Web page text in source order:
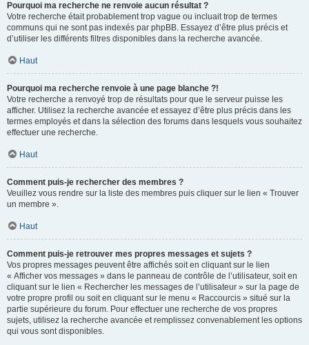
Pourquoi ma recherche ne renvoie aucun résultat ?
Votre recherche était probablement trop vague ou incluait trop de termes
communs qui ne sont pas indexés par phpBB. Essayez d’être plus précis et
d’utiliser les différents filtres disponibles dans la recherche avancée.
Haut
Pourquoi ma recherche renvoie à une page blanche ?!
Votre recherche a renvoyé trop de résultats pour que le serveur puisse les
afficher. Utilisez la recherche avancée et essayez d’être plus précis dans les
termes employés et dans la sélection des forums dans lesquels vous souhaitez
effectuer une recherche.
Haut
Comment puis-je rechercher des membres ?
Veuillez vous rendre sur la liste des membres puis cliquer sur le lien « Trouver
un membre ».
Haut
Comment puis-je retrouver mes propres messages et sujets ?
Vos propres messages peuvent être affichés soit en cliquant sur le lien
« Afficher vos messages » dans le panneau de contrôle de l’utilisateur, soit en
cliquant sur le lien « Rechercher les messages de l’utilisateur » sur la page de
votre propre profil ou soit en cliquant sur le menu « Raccourcis » situé sur la
partie supérieure du forum. Pour effectuer une recherche de vos propres
sujets, utilisez la recherche avancée et remplissez convenablement les options
qui vous sont disponibles.